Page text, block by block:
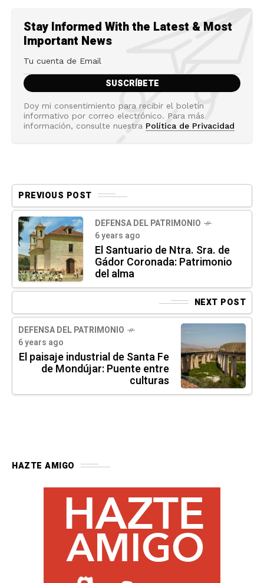
Stay Informed With the Latest & Most
Important News
Doy mi consentimiento para recibir el boletín
informativo por correo electrónico. Para más
información, consulte nuestra Política de Privacidad
PREVIOUS POST
DEFENSA DEL PATRIMONIO
6 years ago
El Santuario de Ntra. Sra. de
Gádor Coronada: Patrimonio
del alma
NEXT POST
DEFENSA DEL PATRIMONIO
6 years ago
El paisaje industrial de Santa Fe
de Mondújar: Puente entre
culturas
HAZTE AMIGO